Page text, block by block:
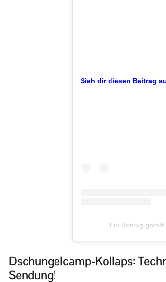
Sieh dir diesen Beitrag
Ein Beitrag
Dschungelcamp-Kollaps:
Sendung!